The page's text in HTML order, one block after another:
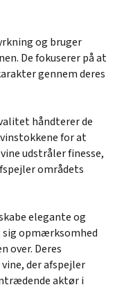
og bruger
De fokuserer på at
gennem deres
håndterer de
for at
udstråler finesse,
områdets
elegante og
opmærksomhed
over. Deres
der afspejler
aktør i